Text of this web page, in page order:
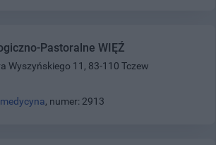
Pastoralne WIĘŹ
Wyszyńskiego 11, 83-110 Tczew
, numer: 2913